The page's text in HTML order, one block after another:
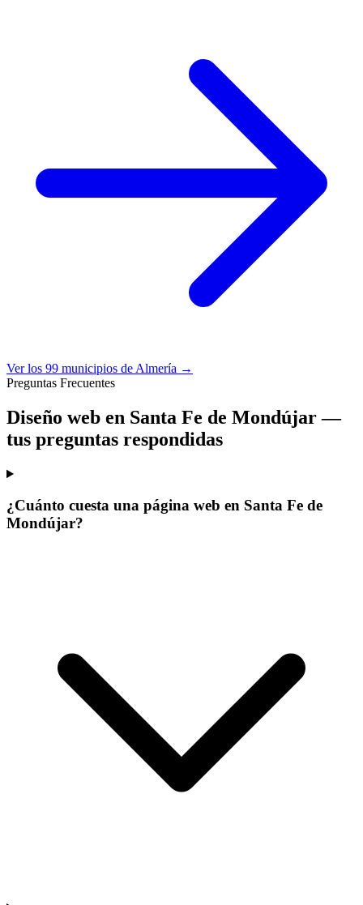
Ver los 99 municipios de Almería →
Preguntas Frecuentes
Diseño web en Santa Fe de Mondújar —
tus preguntas respondidas
¿Cuánto cuesta una página web en Santa Fe de
Mondújar?